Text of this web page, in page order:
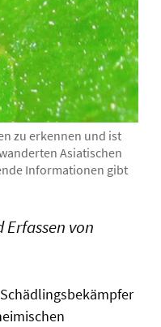
zu erkennen und ist
Asiatischen
Informationen gibt
von